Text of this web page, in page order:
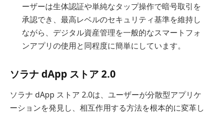
ーザーは生体認証や単純なタップ操作で暗号取引を
承認でき、最高レベルのセキュリティ基準を維持し
ながら、デジタル資産管理を一般的なスマートフォ
ンアプリの使用と同程度に簡単にしています。
ソラナ dApp ストア 2.0
ソラナ dApp ストア 2.0は、ユーザーが分散型アプリケ
ーションを発見し、相互作用する方法を根本的に変革し